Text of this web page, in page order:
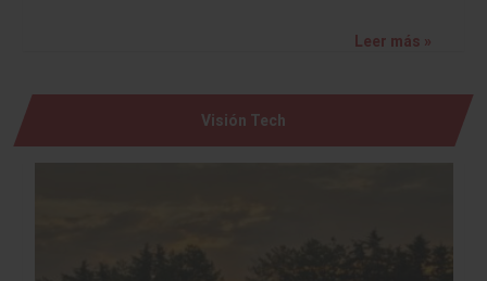
Leer más »
Visión Tech